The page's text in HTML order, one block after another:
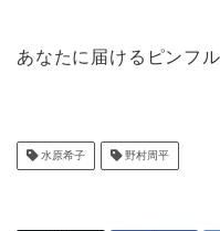
あなたに届けるピンフ
水原希子 野村周平